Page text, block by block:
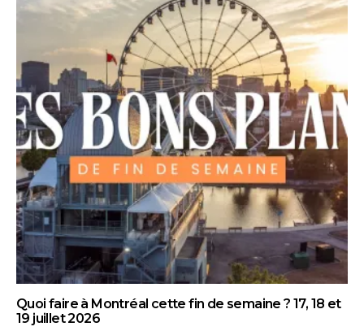
Quoi faire à Montréal cette fin de semaine ? 17, 18 et
19 juillet 2026